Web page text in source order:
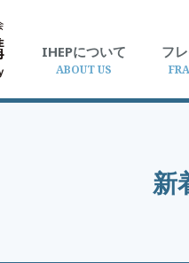
IHEPについて
ABOUT US
フ
新